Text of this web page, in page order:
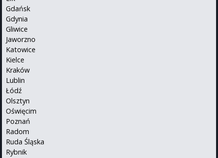
Gdańsk
Gdynia
Gliwice
Jaworzno
Katowice
Kielce
Kraków
Lublin
Łódź
Olsztyn
Oświęcim
Poznań
Radom
Ruda Śląska
Rybnik